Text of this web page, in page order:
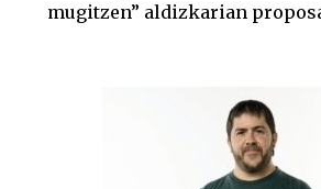
mugitzen” aldizkarian